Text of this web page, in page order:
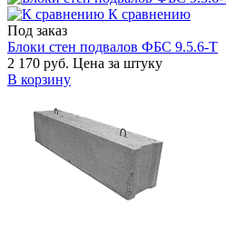
К сравнению
Под заказ
Блоки стен подвалов ФБС 9.5.6-Т
2 170 руб. Цена за штуку
В корзину